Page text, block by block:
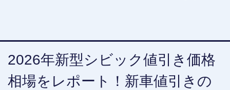
2026年新型シビック値引き価格
相場をレポート！新車値引きの